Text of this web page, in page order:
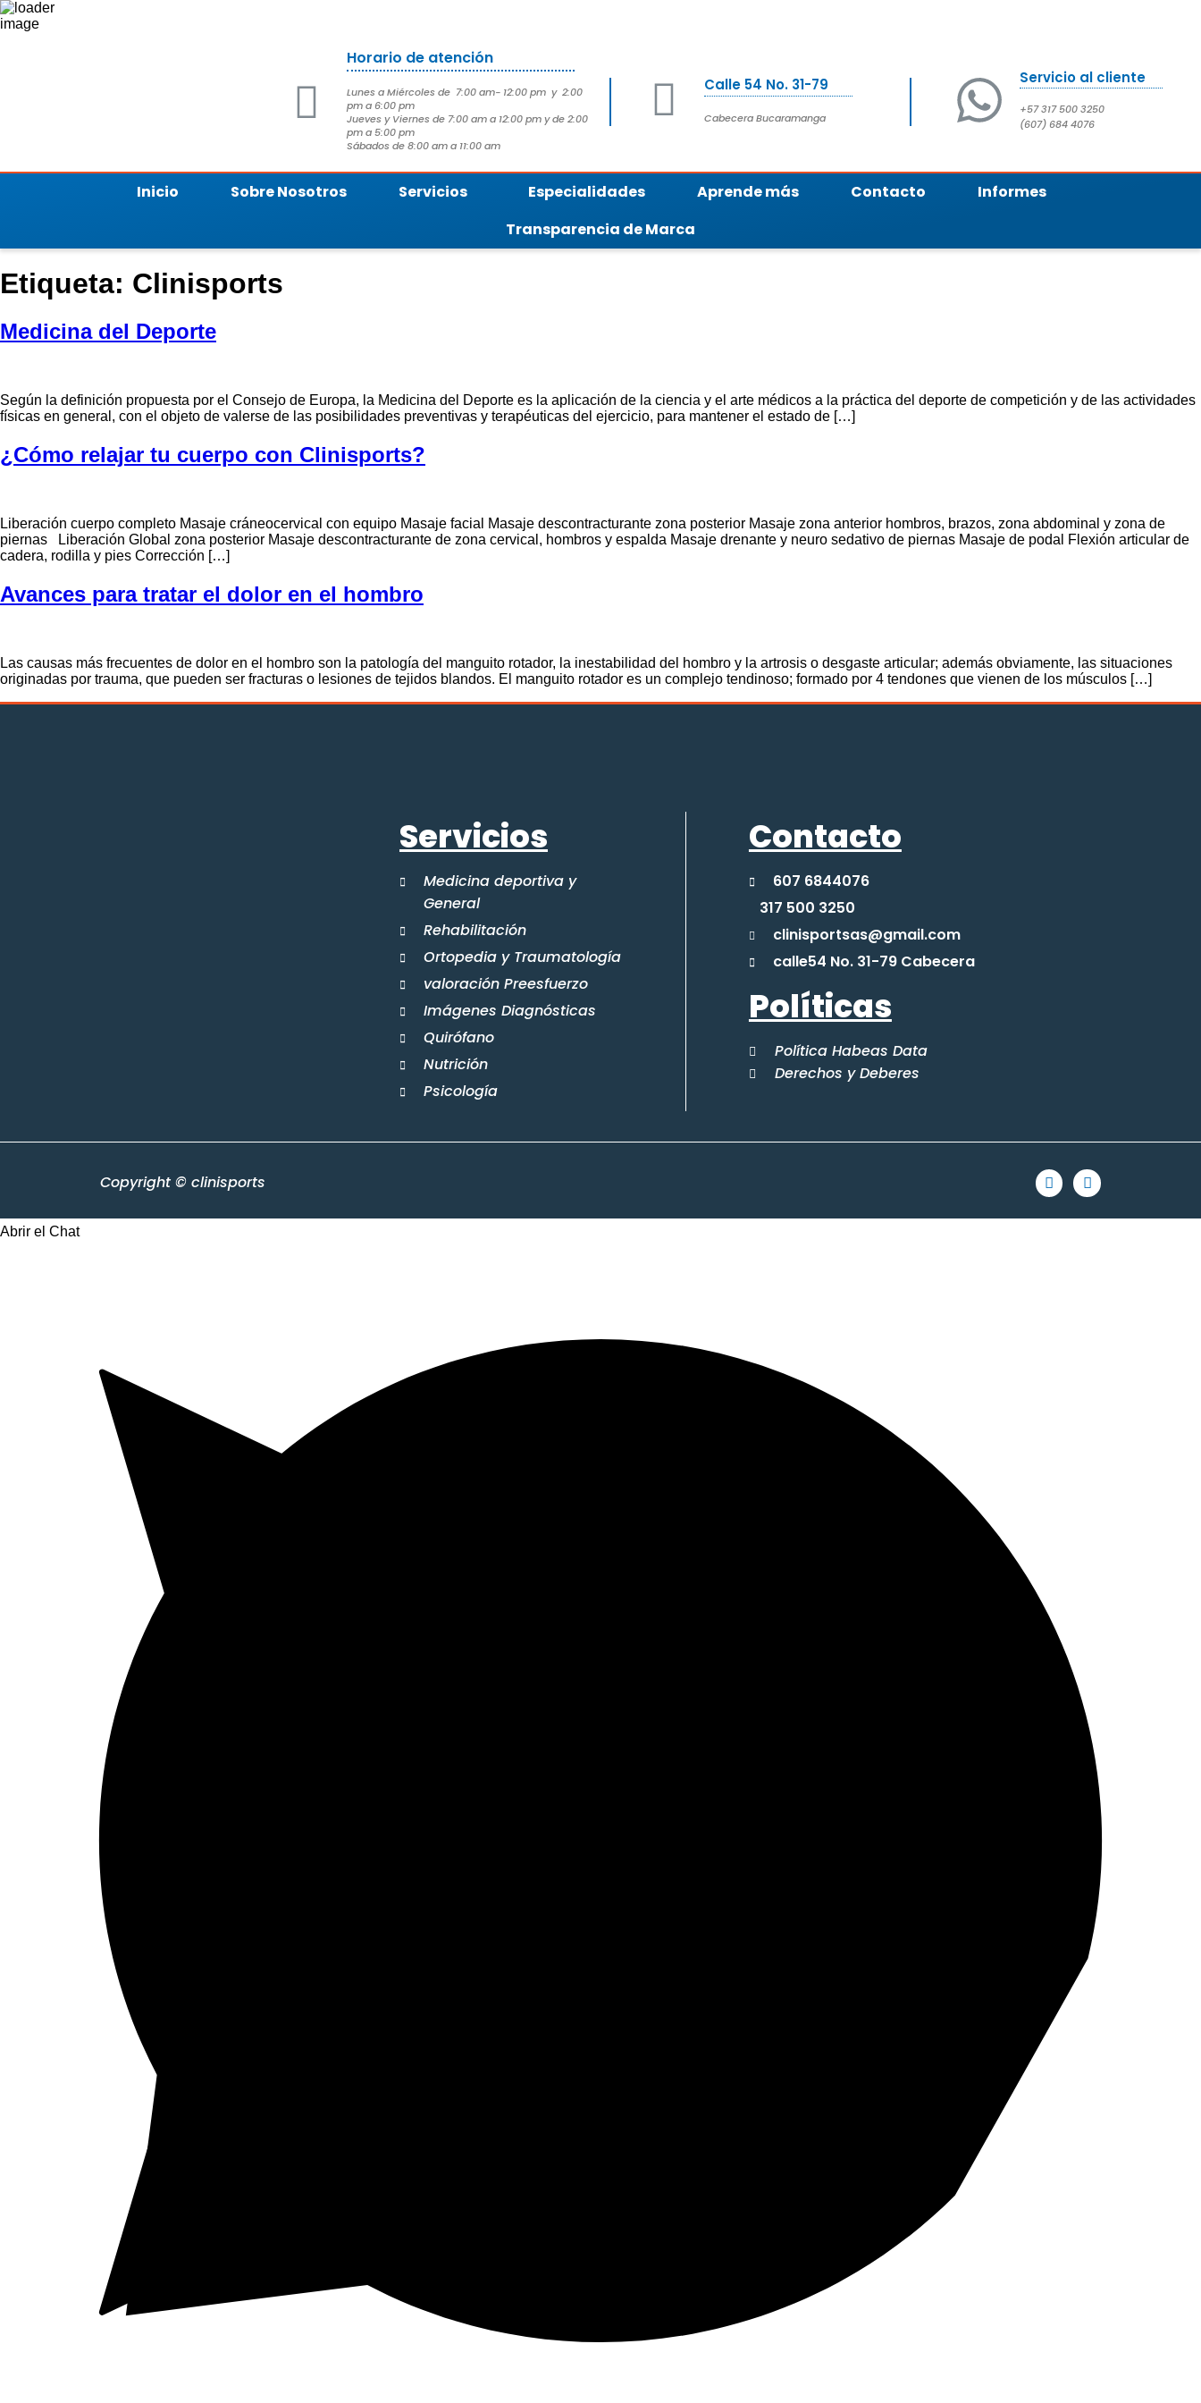
Horario de atención
Lunes a Miércoles de 7:00 am- 12:00 pm y 2:00
pm a 6:00 pm
Jueves y Viernes de 7:00 am a 12:00 pm y de 2:00
pm a 5:00 pm
Sábados de 8:00 am a 11:00 am
Calle 54 No. 31-79
Cabecera Bucaramanga
Servicio al cliente
+57 317 500 3250
(607) 684 4076
Inicio Sobre Nosotros Servicios Especialidades Aprende más Contacto
Informes
Transparencia de Marca
Etiqueta: Clinisports
Medicina del Deporte
Según la definición propuesta por el Consejo de Europa, la Medicina del Deporte es la aplicación de la ciencia y el arte médicos a la práctica del deporte de competición y de las actividades
físicas en general, con el objeto de valerse de las posibilidades preventivas y terapéuticas del ejercicio, para mantener el estado de […]
¿Cómo relajar tu cuerpo con Clinisports?
Liberación cuerpo completo Masaje cráneocervical con equipo Masaje facial Masaje descontracturante zona posterior Masaje zona anterior hombros, brazos, zona abdominal y zona de
piernas Liberación Global zona posterior Masaje descontracturante de zona cervical, hombros y espalda Masaje drenante y neuro sedativo de piernas Masaje de podal Flexión articular de
cadera, rodilla y pies Corrección […]
Avances para tratar el dolor en el hombro
Las causas más frecuentes de dolor en el hombro son la patología del manguito rotador, la inestabilidad del hombro y la artrosis o desgaste articular; además obviamente, las situaciones
originadas por trauma, que pueden ser fracturas o lesiones de tejidos blandos. El manguito rotador es un complejo tendinoso; formado por 4 tendones que vienen de los músculos […]
Servicios
Medicina deportiva y
General
Rehabilitación
Ortopedia y Traumatología
valoración Preesfuerzo
Imágenes Diagnósticas
Quirófano
Nutrición
Psicología
Contacto
607 6844076
317 500 3250
clinisportsas@gmail.com
calle54 No. 31-79 Cabecera
Políticas
Política Habeas Data
Derechos y Deberes
Copyright © clinisports
Abrir el Chat